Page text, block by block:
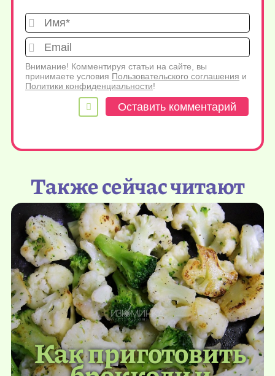
Имя*
Внимание! Комментируя статьи на сайте, вы
принимаете условия Пользовательского соглашения и
Политики конфиденциальности!
Также сейчас читают
Как приготовить